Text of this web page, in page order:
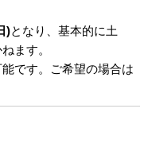
)となり、基本的に土
ます。
です。ご希望の場合は